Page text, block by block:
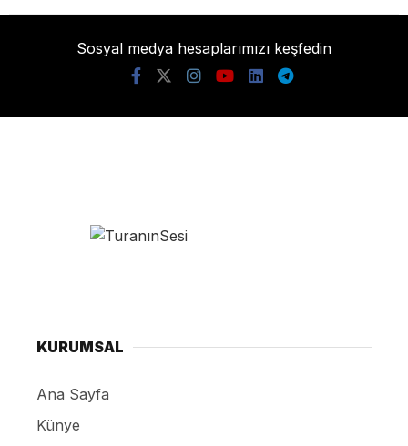
Sosyal medya hesaplarımızı keşfedin
KURUMSAL
Ana Sayfa
Künye